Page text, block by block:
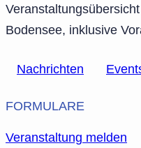
Bodensee, inklusive
Nachrichten
FORMULARE
Veranstaltung melden